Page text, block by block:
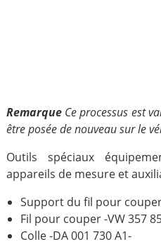
RemarqueCe processus est
être posée de nouveau sur le
Outils spéciaux
appareils de mesure et
Support du fil pour
Fil pour couper -VW 357
Colle -DA 001 730 A1-